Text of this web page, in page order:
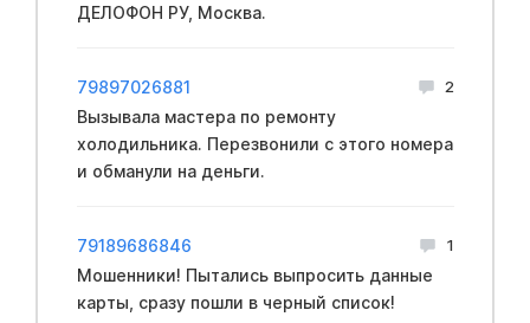
ДЕЛОФОН РУ, Москва.
79897026881 2
Вызывала мастера по ремонту
холодильника. Перезвонили с этого номера
и обманули на деньги.
79189686846 1
Мошенники! Пытались выпросить данные
карты, сразу пошли в черный список!